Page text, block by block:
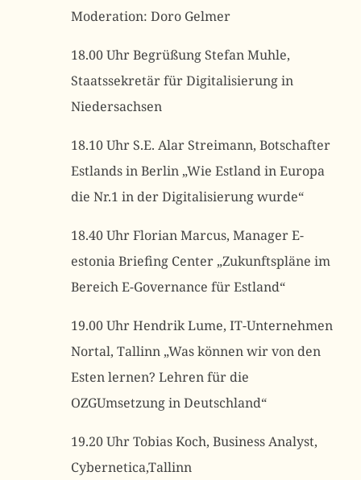
Moderation: Doro Gelmer
18.00 Uhr Begrüßung Stefan Muhle,
Staatssekretär für Digitalisierung in
Niedersachsen
18.10 Uhr S.E. Alar Streimann, Botschafter
Estlands in Berlin „Wie Estland in Europa
die Nr.1 in der Digitalisierung wurde“
18.40 Uhr Florian Marcus, Manager E-
estonia Briefing Center „Zukunftspläne im
Bereich E-Governance für Estland“
19.00 Uhr Hendrik Lume, IT-Unternehmen
Nortal, Tallinn „Was können wir von den
Esten lernen? Lehren für die
OZGUmsetzung in Deutschland“
19.20 Uhr Tobias Koch, Business Analyst,
Cybernetica,Tallinn